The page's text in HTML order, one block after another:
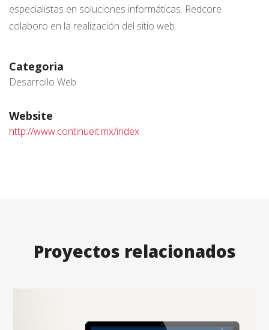
especialistas en soluciones informáticas. Redcore
colaboro en la realización del sitio web.
Categoria
Desarrollo Web
Website
http://www.continueit.mx/index
Proyectos relacionados